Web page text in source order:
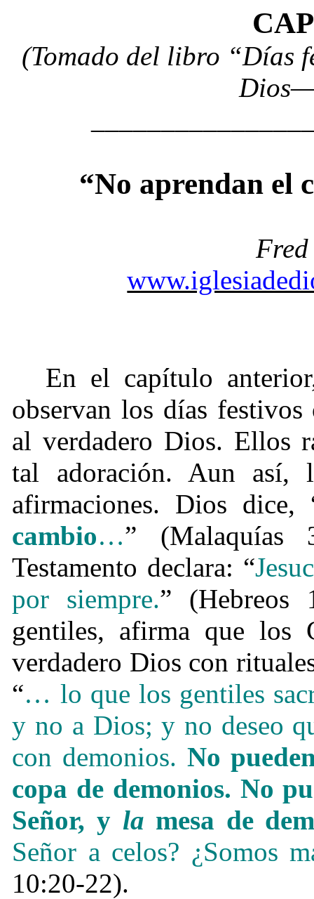
(Tomado del libro “Días
Dios
“No aprendan el
En el capítulo
observan los días festivos
al verdadero Dios. Ellos
tal adoración. Aun así,
afirmaciones. Dios
cambio…”
Testamento declara: “
por siempre.” (Hebreos
gentiles, afirma que los
verdadero Dios con
“… lo que los gentiles
y no a Dios; y no deseo
con demonios. No
copa de demonios. No
Señor, y la mesa de
Señor a celos? ¿Somos
10:20-22).